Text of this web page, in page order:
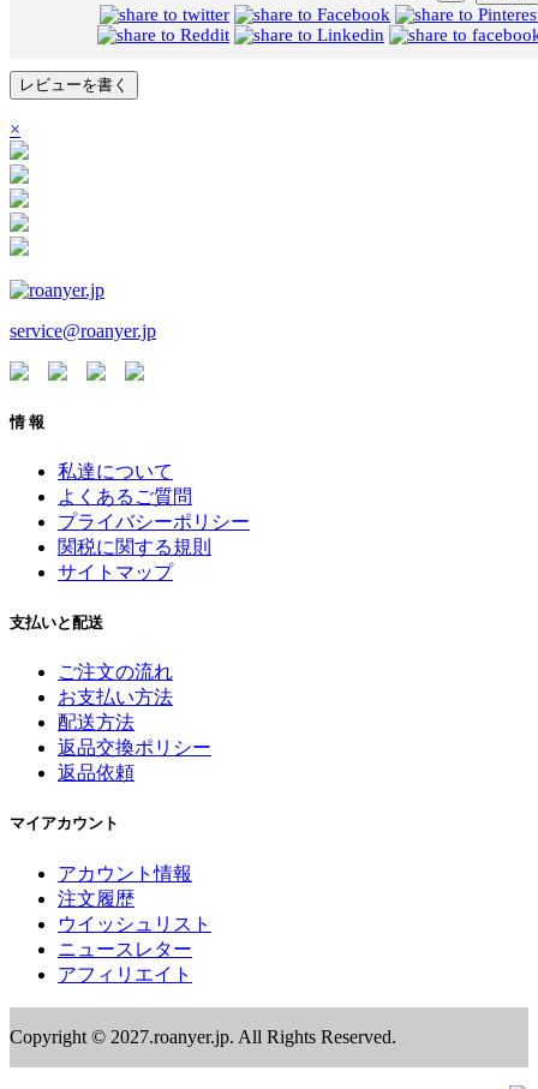
レビューを書く
×
service@roanyer.jp
情 報
私達について
よくあるご質問
プライバシーポリシー
関税に関する規則
サイトマップ
支払いと配送
ご注文の流れ
お支払い方法
配送方法
返品交換ポリシー
返品依頼
マイアカウント
アカウント情報
注文履歴
ウイッシュリスト
ニュースレター
アフィリエイト
Copyright © 2027.roanyer.jp. All Rights Reserved.